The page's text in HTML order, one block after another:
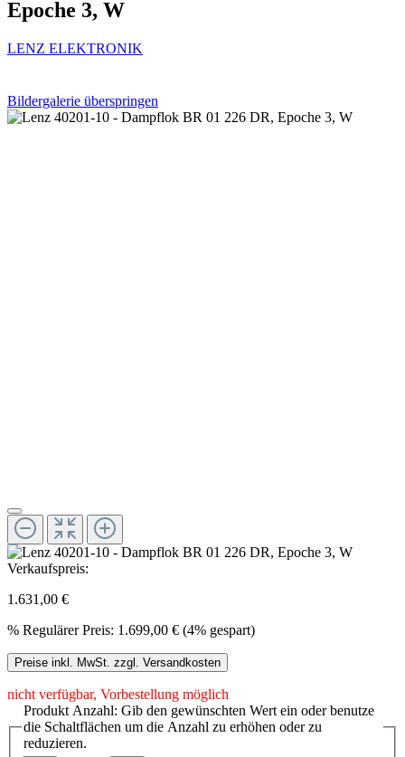
Epoche 3, W
LENZ ELEKTRONIK
Bildergalerie überspringen
Verkaufspreis:
1.631,00 €
% Regulärer Preis: 1.699,00 € (4% gespart)
Preise inkl. MwSt. zzgl. Versandkosten
nicht verfügbar, Vorbestellung möglich
Produkt Anzahl: Gib den gewünschten Wert ein oder benutze
die Schaltflächen um die Anzahl zu erhöhen oder zu
reduzieren.